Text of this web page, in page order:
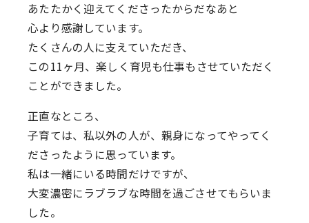
あたたかく迎えてくださったからだなあと
心より感謝しています。
たくさんの人に支えていただき、
この11ヶ月、楽しく育児も仕事もさせていただく
ことができました。
正直なところ、
子育ては、私以外の人が、親身になってやってく
ださったように思っています。
私は一緒にいる時間だけですが、
大変濃密にラブラブな時間を過ごさせてもらいま
した。